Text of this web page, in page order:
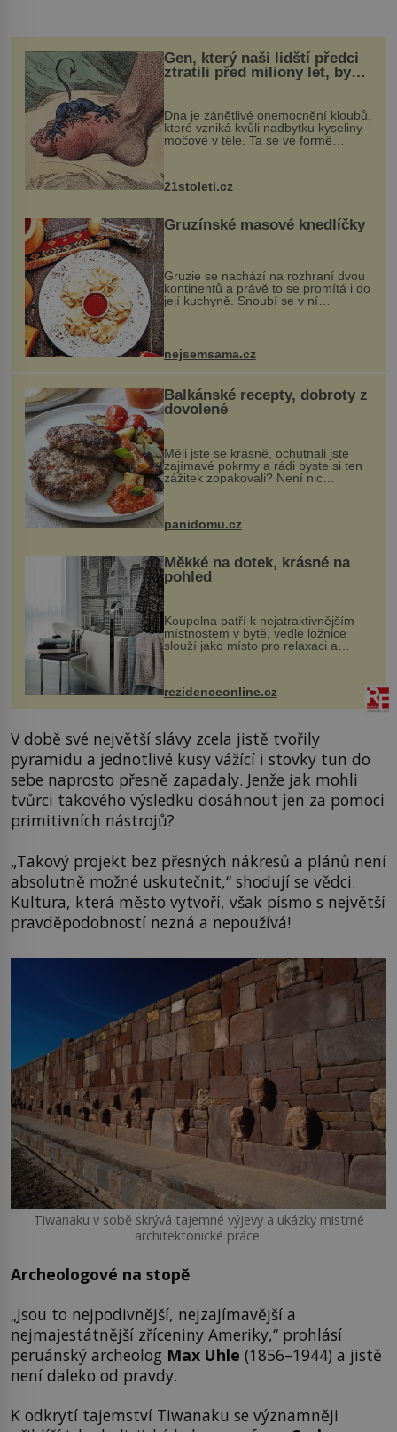
Gen, který naši lidští předci
ztratili před miliony let, by
mohl pomoci s léčbou
„nemoci králů“
Dna je zánětlivé onemocnění kloubů,
které vzniká kvůli nadbytku kyseliny
močové v těle. Ta se ve formě
nohou, a způsobuje bole...
21stoleti.cz
Gruzínské masové knedlíčky
Gruzie se nachází na rozhraní dvou
kontinentů a právě to se promítá i do
její kuchyně. Snoubí se v ní
evropské a asijské chutě a díky tomu
pokrmy, které rozhodně st...
nejsemsama.cz
Balkánské recepty, dobroty z
dovolené
Měli jste se krásně, ochutnali jste
zajímavé pokrmy a rádi byste si ten
zážitek zopakovali? Není nic
snazšího. Pljeskavica (10 porcí)
Možná jste ji ochutnali na dovolené v
panidomu.cz
Měkké na dotek, krásné na
pohled
Koupelna patří k nejatraktivnějším
místnostem v bytě, vedle ložnice
slouží jako místo pro relaxaci a
odpočinek. Koupelnový textil –
ručníky, osušky a koberečky –
mohou jako mávnutím kouzelného
proutku...
rezidenceonline.cz
V době své největší slávy zcela jistě tvořily
pyramidu a jednotlivé kusy vážící i stovky tun do
sebe naprosto přesně zapadaly. Jenže jak mohli
tvůrci takového výsledku dosáhnout jen za pomoci
primitivních nástrojů?
„Takový projekt bez přesných nákresů a plánů není
absolutně možné uskutečnit,“ shodují se vědci.
Kultura, která město vytvoří, však písmo s největší
pravděpodobností nezná a nepoužívá!
Tiwanaku v sobě skrývá tajemné výjevy a ukázky mistrné
architektonické práce.
Archeologové na stopě
„Jsou to nejpodivnější, nejzajímavější a
nejmajestátnější zříceniny Ameriky,“ prohlásí
peruánský archeolog Max Uhle (1856–1944) a jistě
není daleko od pravdy.
K odkrytí tajemství Tiwanaku se významněji